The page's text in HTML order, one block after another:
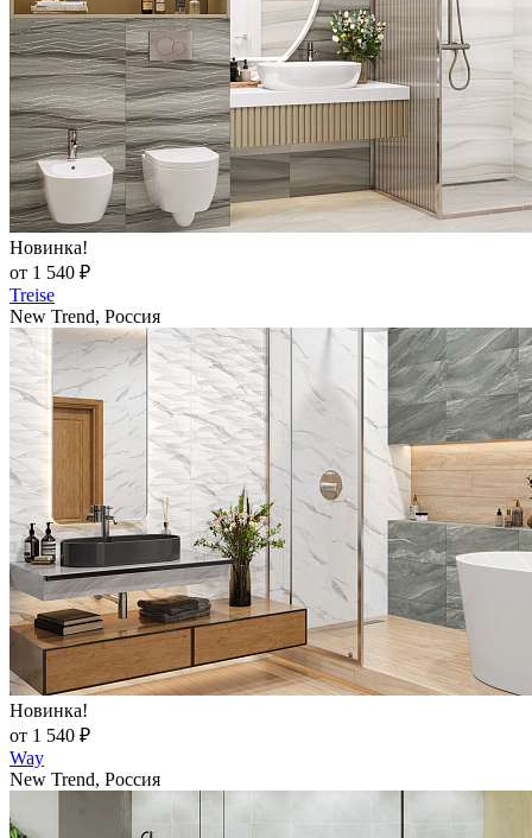
Новинка!
от 1 540 ₽
Treise
New Trend, Россия
Новинка!
от 1 540 ₽
Way
New Trend, Россия